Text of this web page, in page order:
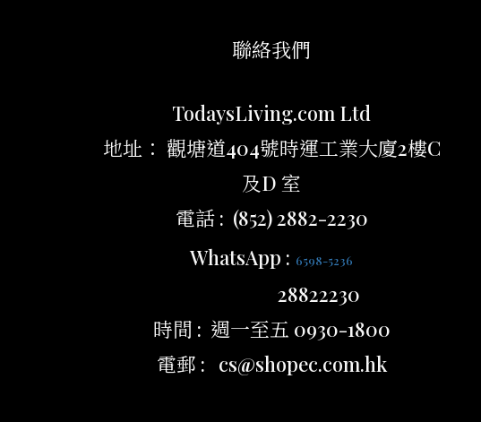
聯絡我們
TodaysLiving.com Ltd
地址： 觀塘道404號時運工業大廈2樓C
及D 室
電話 : (852) 2882-2230
WhatsApp : 6598-5236
28822230
時間 : 週一至五 0930-1800
電郵 : cs@shopec.com.hk